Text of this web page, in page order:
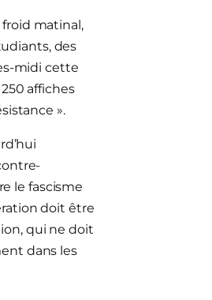
matinal,
des
midi cette
affiches
».
le fascisme
doit être
qui ne doit
dans les